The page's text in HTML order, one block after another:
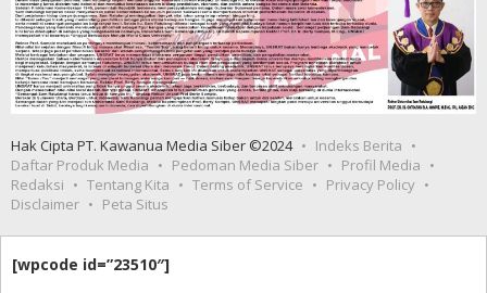
Hak Cipta PT. Kawanua Media Siber ©2024
Indeks Berita
Daftar Produk Media
Pedoman Media Siber
Profil Media
Redaksi
Tentang Kita Terms of Service
Privacy Policy
Disclaimer
Peta Situs
[wpcode id=”23510″]